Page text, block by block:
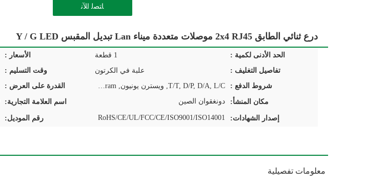
ﺎﺘﺼﻟ ﺍﻶﻧ
درع ثنائي الطابق 2x4 RJ45 موصلات متعددة ميناء Lan تبديل المقبس Y / G LED
الحد الأدنى لكمية : 1 قطعة الأسعار :
تفاصيل التغليف :
علبة في الكرتون وقت التسليم :
شروط الدفع :
T/T, D/P, D/A, L/C, ويسترن يونيون, MoneyGram القدرة على العرض :
مكان المنشأ: دونغقوان الصين اسم العلامة التجارية:
إصدار الشهادات: RoHS/CE/UL/FCC/CE/ISO9001/ISO14001 رقم الموديل:
معلومات تفصيلية